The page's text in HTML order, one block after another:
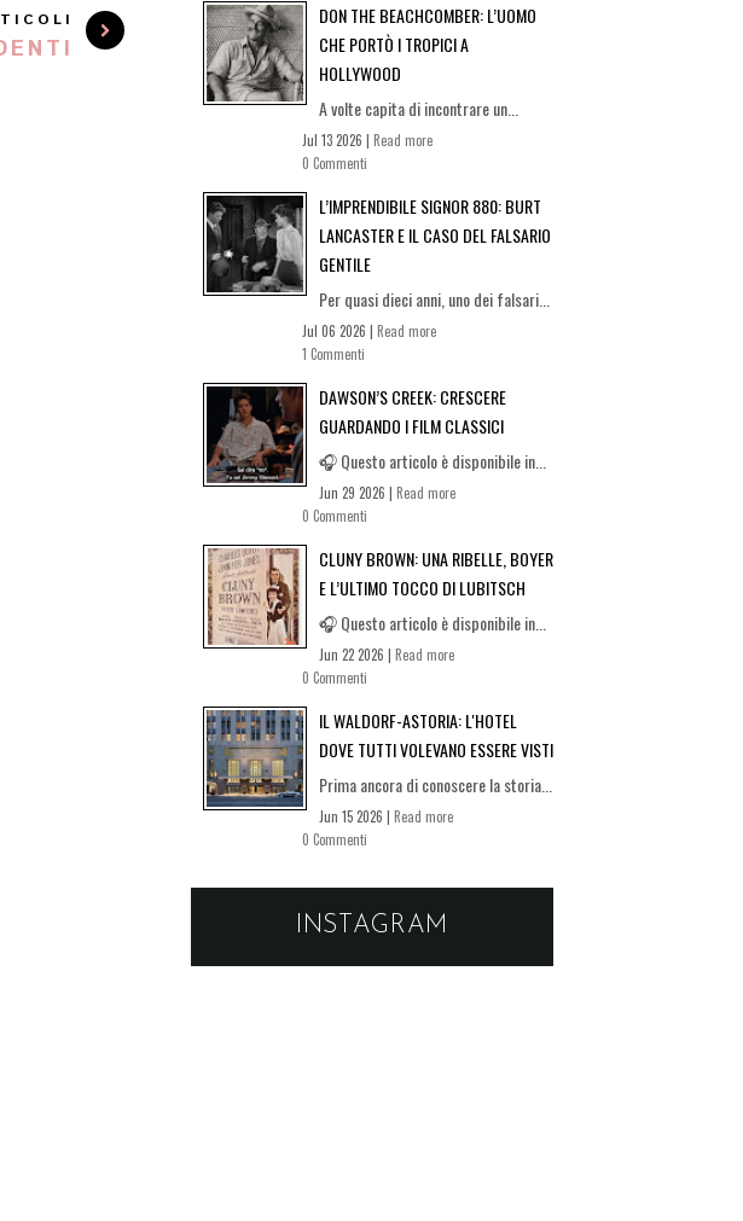
DON THE BEACHCOMBER: L’UOMO
CHE PORTÒ I TROPICI A
HOLLYWOOD
A volte capita di incontrare un...
Jul 13 2026 | Read more
0 Commenti
L’IMPRENDIBILE SIGNOR 880: BURT
LANCASTER E IL CASO DEL FALSARIO
GENTILE
Per quasi dieci anni, uno dei falsari...
Jul 06 2026 | Read more
1 Commenti
DAWSON’S CREEK: CRESCERE
GUARDANDO I FILM CLASSICI
🎧 Questo articolo è disponibile in...
Jun 29 2026 | Read more
0 Commenti
CLUNY BROWN: UNA RIBELLE, BOYER
E L’ULTIMO TOCCO DI LUBITSCH
🎧 Questo articolo è disponibile in...
Jun 22 2026 | Read more
0 Commenti
IL WALDORF-ASTORIA: L'HOTEL
DOVE TUTTI VOLEVANO ESSERE VISTI
Prima ancora di conoscere la storia...
Jun 15 2026 | Read more
0 Commenti
INSTAGRAM